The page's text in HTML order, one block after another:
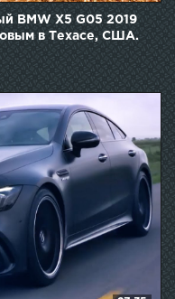
BMW X5 G05 2019
в Техасе, США.